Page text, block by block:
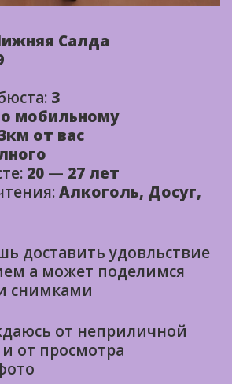
Салда
3
мобильному
от вас
20 — 27 лет
Алкоголь, Досуг,
доставить удовльствие
а может поделимся
снимками
от неприличной
от просмотра